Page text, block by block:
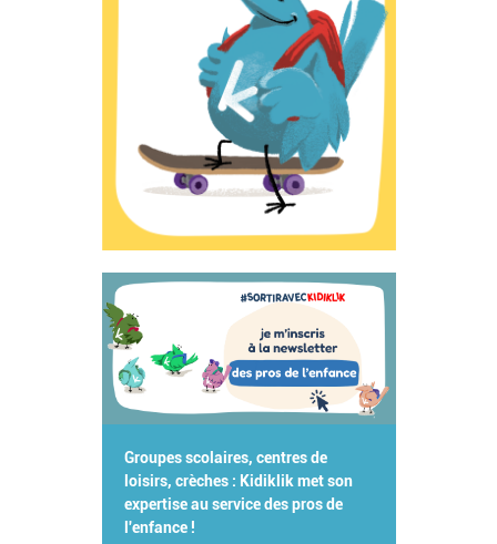
Groupes scolaires, centres de
loisirs, crèches : Kidiklik met son
expertise au service des pros de
l'enfance !